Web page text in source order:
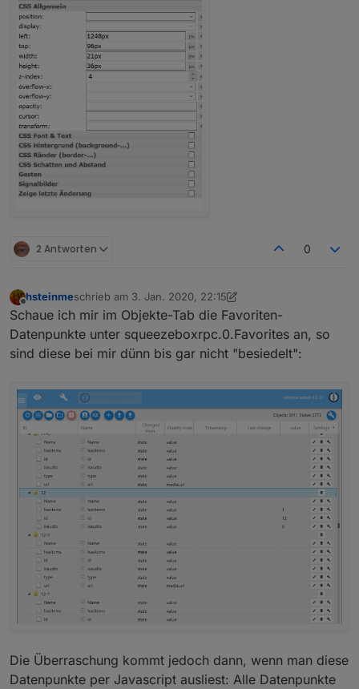
2 Antworten 0
Offline
hsteinmeschrieb am 3. Jan. 2020, 22:15
zuletzt editiert von hsteinme 1. März 2020, 23:16
Schaue ich mir im Objekte-Tab die Favoriten-
Datenpunkte unter squeezeboxrpc.0.Favorites an, so
sind diese bei mir dünn bis gar nicht "besiedelt":
Die Überraschung kommt jedoch dann, wenn man diese
Datenpunkte per Javascript ausliest: Alle Datenpunkte